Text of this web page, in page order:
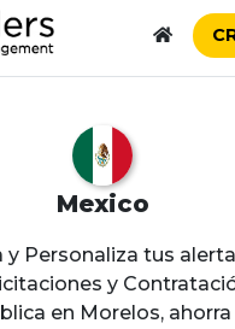
Mexico
y Personaliza tus
y
en Morelos, ahorra